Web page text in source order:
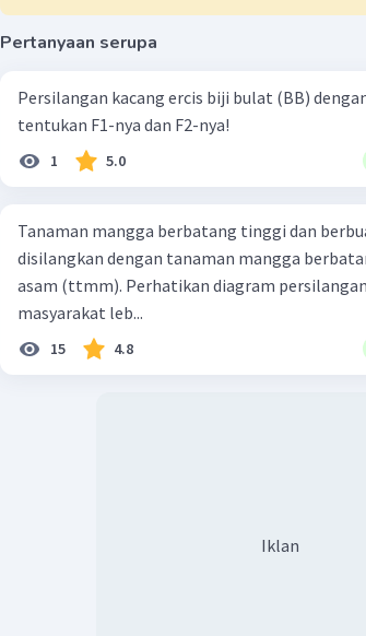
Pertanyaan serupa
Persilangan kacang ercis biji bulat (BB)
tentukan F1-nya dan F2-nya!
1 5.0
Tanaman mangga berbatang tinggi dan
disilangkan dengan tanaman mangga
asam (ttmm). Perhatikan diagram
masyarakat leb...
15 4.8
Iklan